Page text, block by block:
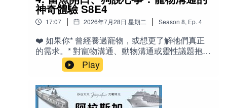
(Music by Yevhen Onoychenko, Kevin MacLeod, Denis
Pavlov, Anastasia Kir ）
的故事） 🎙️相關老節目：《Ep 23 陪孩子學音樂》
《Ep 25 陪小孩（自己）無痛建立Routine》
《S1E23 美國中學生活-和包子、饅頭姊姊閒聊》
《Ep 13 小孩生病了怎麼辦？（催眠專題一）》
humility ：謙虛- Pinterest：Pinterest（圖片收藏
與靈感平台） - lab grown：實驗室培育的（人造
鑽石） - clients：客戶 - shopping：購物 -
shopaholic ：購物狂 - Cargo pants：工裝褲（有
多口袋的工作褲） - mall：購物中心 - copy cat：
抄襲者、模仿者 🌟重點與金句- 人生需要和諧與
不和諧的張力，才能成為「有意思」的故事。 -
油然而生。 - 品味是客觀標準（社會文化環境）
與主觀感覺的綜合。 - 外表與生活環境讓自己舒
神奇體驗 S8E4
17:07 | 2026年7月28日 星期二 | Season 8, Ep. 4
❤️ 如果你* 曾經養過寵物，或想更了解牠們真正
的需求。* 對寵物溝通、動物溝通或靈性議題抱持
好奇，但仍保持理性思考。* 相信動物擁有情感與
意識，希望建立更深層的人寵關係。* 喜歡聽真實
故事，而不是刻意神化的超自然經驗。* 希望從生
活中的小故事，得到關於陪伴、同理與愛的啟
發。即使你對寵物溝通完全不相信，這一集也許
Play